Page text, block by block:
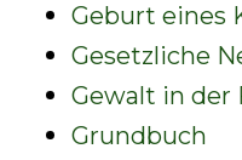
Geburt eines
Gesetzliche
Gewalt in der
Grundbuch